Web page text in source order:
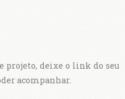
projeto, deixe o link do seu
acompanhar.